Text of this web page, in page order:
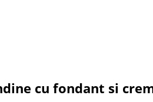
cu fondant si